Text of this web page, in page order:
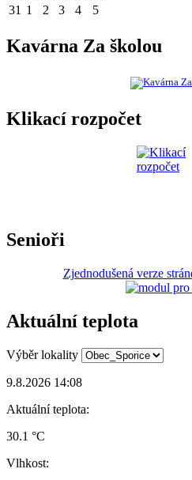
31 1 2 3 4 5
Kavárna Za školou
Klikací rozpočet
Senioři
Zjednodušená verze
Aktuální teplota
Výběr lokality
9.8.2026 14:08
Aktuální teplota:
30.1 °C
Vlhkost: